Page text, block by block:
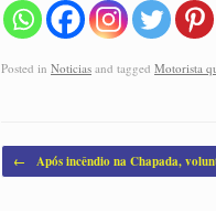
Posted in Noticias and tagged Motorista
Post navigation
← Após incêndio na Chapada,